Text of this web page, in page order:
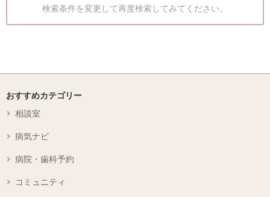
検索条件を変更して再度検索してみてください。
おすすめカテゴリー
相談室
病気ナビ
病院・歯科予約
コミュニティ